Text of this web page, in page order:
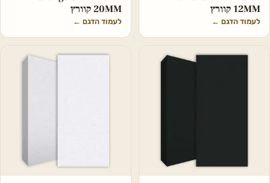
12MM קוורץ
לעמוד הדגם ←
20MM קוורץ
לעמוד הדגם ←